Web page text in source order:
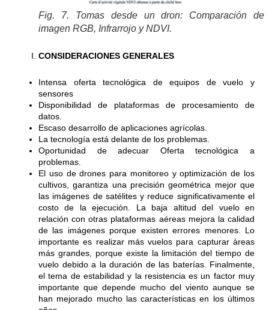
Fig. 7. Tomas desde un dron: Comparación de
imagen RGB, Infrarrojo y NDVI.
CONSIDERACIONES GENERALES
Intensa oferta tecnológica de equipos de vuelo y
sensores
Disponibilidad de plataformas de procesamiento de
datos.
Escaso desarrollo de aplicaciones agrícolas.
La tecnología está delante de los problemas.
Oportunidad de adecuar Oferta tecnológica a
problemas.
El uso de drones para monitoreo y optimización de los
cultivos, garantiza una precisión geométrica mejor que
las imágenes de satélites y reduce significativamente el
costo de la ejecución. La baja altitud del vuelo en
relación con otras plataformas aéreas mejora la calidad
de las imágenes porque existen errores menores. Lo
importante es realizar más vuelos para capturar áreas
más grandes, porque existe la limitación del tiempo de
vuelo debido a la duración de las baterías. Finalmente,
el tema de estabilidad y la resistencia es un factor muy
importante que depende mucho del viento aunque se
han mejorado mucho las características en los últimos